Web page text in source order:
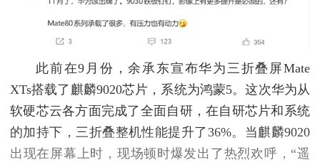
此前在9月份，余承东宣布华为三折叠屏Mate
XTs搭载了麒麟9020芯片，系统为鸿蒙5。这次华为从
软硬芯云各方面完成了全面自研，在自研芯片和系统
的加持下，三折叠整机性能提升了36%。当麒麟9020
出现在屏幕上时，现场顿时爆发出了热烈欢呼，“遥